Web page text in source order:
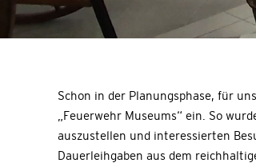
Schon in der Planungsphase, für
„Feuerwehr Museums“ ein. So
auszustellen und interessierten
Dauerleihgaben aus dem